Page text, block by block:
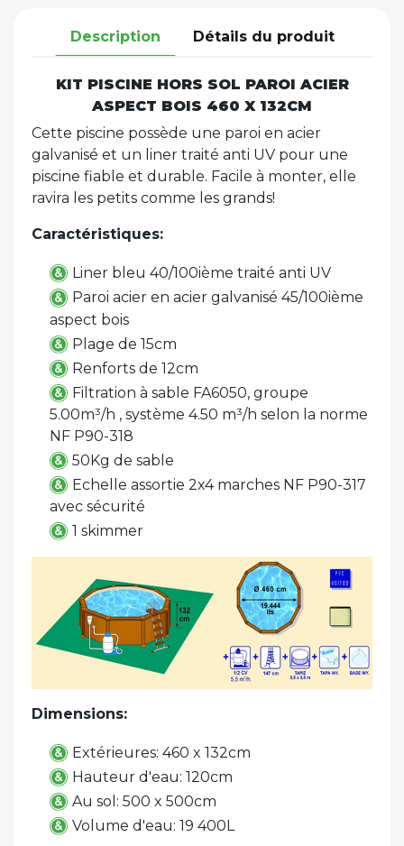
Description Détails du produit
KIT PISCINE HORS SOL PAROI ACIER
ASPECT BOIS 460 X 132CM
Cette piscine possède une paroi en acier
galvanisé et un liner traité anti UV pour une
piscine fiable et durable. Facile à monter, elle
ravira les petits comme les grands!
Caractéristiques:
Liner bleu 40/100ième traité anti UV
Paroi acier en acier galvanisé 45/100ième
aspect bois
Plage de 15cm
Renforts de 12cm
Filtration à sable FA6050, groupe
5.00m³/h , système 4.50 m³/h selon la norme
NF P90-318
50Kg de sable
Echelle assortie 2x4 marches NF P90-317
avec sécurité
1 skimmer
Dimensions:
Extérieures: 460 x 132cm
Hauteur d'eau: 120cm
Au sol: 500 x 500cm
Volume d'eau: 19 400L